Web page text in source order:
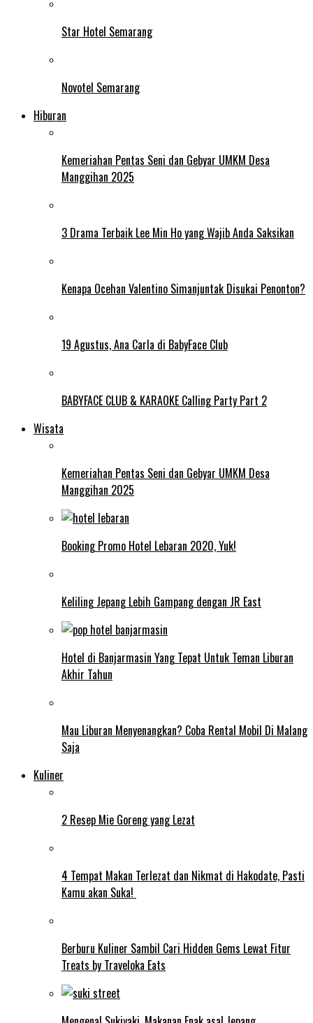
Star Hotel Semarang
Novotel Semarang
Hiburan
Kemeriahan Pentas Seni dan Gebyar UMKM Desa
Manggihan 2025
3 Drama Terbaik Lee Min Ho yang Wajib Anda Saksikan
Kenapa Ocehan Valentino Simanjuntak Disukai Penonton?
19 Agustus, Ana Carla di BabyFace Club
BABYFACE CLUB & KARAOKE Calling Party Part 2
Wisata
Kemeriahan Pentas Seni dan Gebyar UMKM Desa
Manggihan 2025
Booking Promo Hotel Lebaran 2020, Yuk!
Keliling Jepang Lebih Gampang dengan JR East
Hotel di Banjarmasin Yang Tepat Untuk Teman Liburan
Akhir Tahun
Mau Liburan Menyenangkan? Coba Rental Mobil Di Malang
Saja
Kuliner
2 Resep Mie Goreng yang Lezat
4 Tempat Makan Terlezat dan Nikmat di Hakodate, Pasti
Kamu akan Suka!
Berburu Kuliner Sambil Cari Hidden Gems Lewat Fitur
Treats by Traveloka Eats